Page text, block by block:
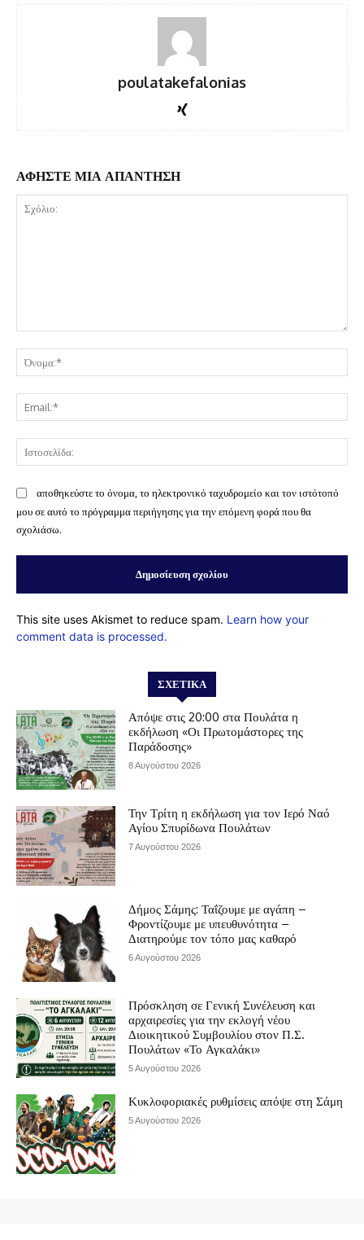
poulatakefalonias
ΑΦΗΣΤΕ ΜΙΑ ΑΠΑΝΤΗΣΗ
αποθηκεύστε το όνομα, το ηλεκτρονικό ταχυδρομείο και τον ιστότοπό
μου σε αυτό το πρόγραμμα περιήγησης για την επόμενη φορά που θα
σχολιάσω.
This site uses Akismet to reduce spam. Learn how your
comment data is processed.
ΣΧΕΤΙΚΆ
Απόψε στις 20:00 στα Πουλάτα η
εκδήλωση «Οι Πρωτομάστορες της
Παράδοσης»
8 Αυγούστου 2026
Την Τρίτη η εκδήλωση για τον Ιερό Ναό
Αγίου Σπυρίδωνα Πουλάτων
7 Αυγούστου 2026
Δήμος Σάμης: Ταΐζουμε με αγάπη –
Φροντίζουμε με υπευθυνότητα –
Διατηρούμε τον τόπο μας καθαρό
6 Αυγούστου 2026
Πρόσκληση σε Γενική Συνέλευση και
αρχαιρεσίες για την εκλογή νέου
Διοικητικού Συμβουλίου στον Π.Σ.
Πουλάτων «Το Αγκαλάκι»
5 Αυγούστου 2026
Κυκλοφοριακές ρυθμίσεις απόψε στη Σάμη
5 Αυγούστου 2026